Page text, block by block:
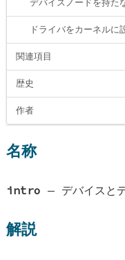
デバイスノードを持た
ドライバをカーネルに
関連項目
歴史
作者
名称
intro — デバイスと
解説